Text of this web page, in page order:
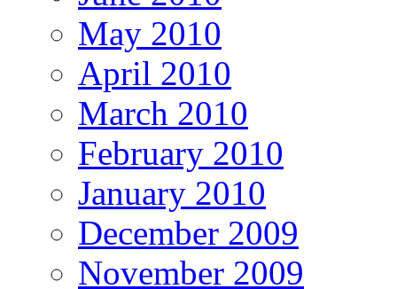
May 2010
April 2010
March 2010
February 2010
January 2010
December 2009
November 2009